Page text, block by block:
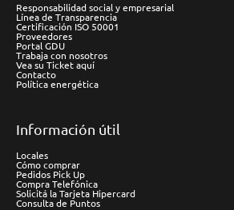
Responsabilidad social y empresarial
Línea de Transparencia
Certificación ISO 50001
Proveedores
Portal GDU
Trabaja con nosotros
Vea su Ticket aquí
Contacto
Política energética
Información útil
Locales
Cómo comprar
Pedidos Pick Up
Compra Telefónica
Solicitá la Tarjeta Hipercard
Consulta de Puntos